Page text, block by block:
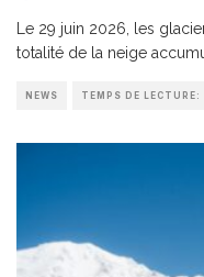
Le 29 juin 2026, les
totalité de la neige
NEWS TEMPS DE LECTURE: